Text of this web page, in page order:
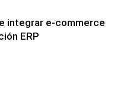
integrar e-commerce
ERP